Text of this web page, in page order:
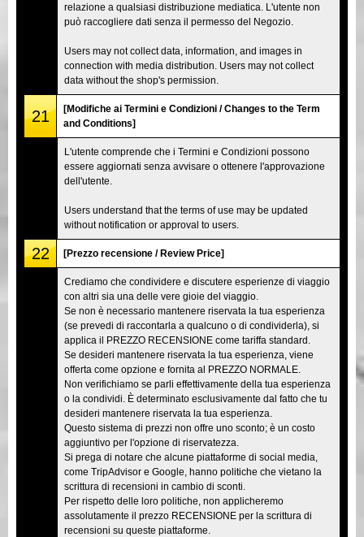
relazione a qualsiasi distribuzione mediatica. L'utente non
può raccogliere dati senza il permesso del Negozio.
Users may not collect data, information, and images in
connection with media distribution. Users may not collect
data without the shop's permission.
21
[Modifiche ai Termini e Condizioni / Changes to the Term
and Conditions]
L'utente comprende che i Termini e Condizioni possono
essere aggiornati senza avvisare o ottenere l'approvazione
dell'utente.
Users understand that the terms of use may be updated
without notification or approval to users.
22 [Prezzo recensione / Review Price]
Crediamo che condividere e discutere esperienze di viaggio
con altri sia una delle vere gioie del viaggio.
Se non è necessario mantenere riservata la tua esperienza
(se prevedi di raccontarla a qualcuno o di condividerla), si
applica il PREZZO RECENSIONE come tariffa standard.
Se desideri mantenere riservata la tua esperienza, viene
offerta come opzione e fornita al PREZZO NORMALE.
Non verifichiamo se parli effettivamente della tua esperienza
o la condividi. È determinato esclusivamente dal fatto che tu
desideri mantenere riservata la tua esperienza.
Questo sistema di prezzi non offre uno sconto; è un costo
aggiuntivo per l'opzione di riservatezza.
Si prega di notare che alcune piattaforme di social media,
come TripAdvisor e Google, hanno politiche che vietano la
scrittura di recensioni in cambio di sconti.
Per rispetto delle loro politiche, non applicheremo
assolutamente il prezzo RECENSIONE per la scrittura di
recensioni su queste piattaforme.